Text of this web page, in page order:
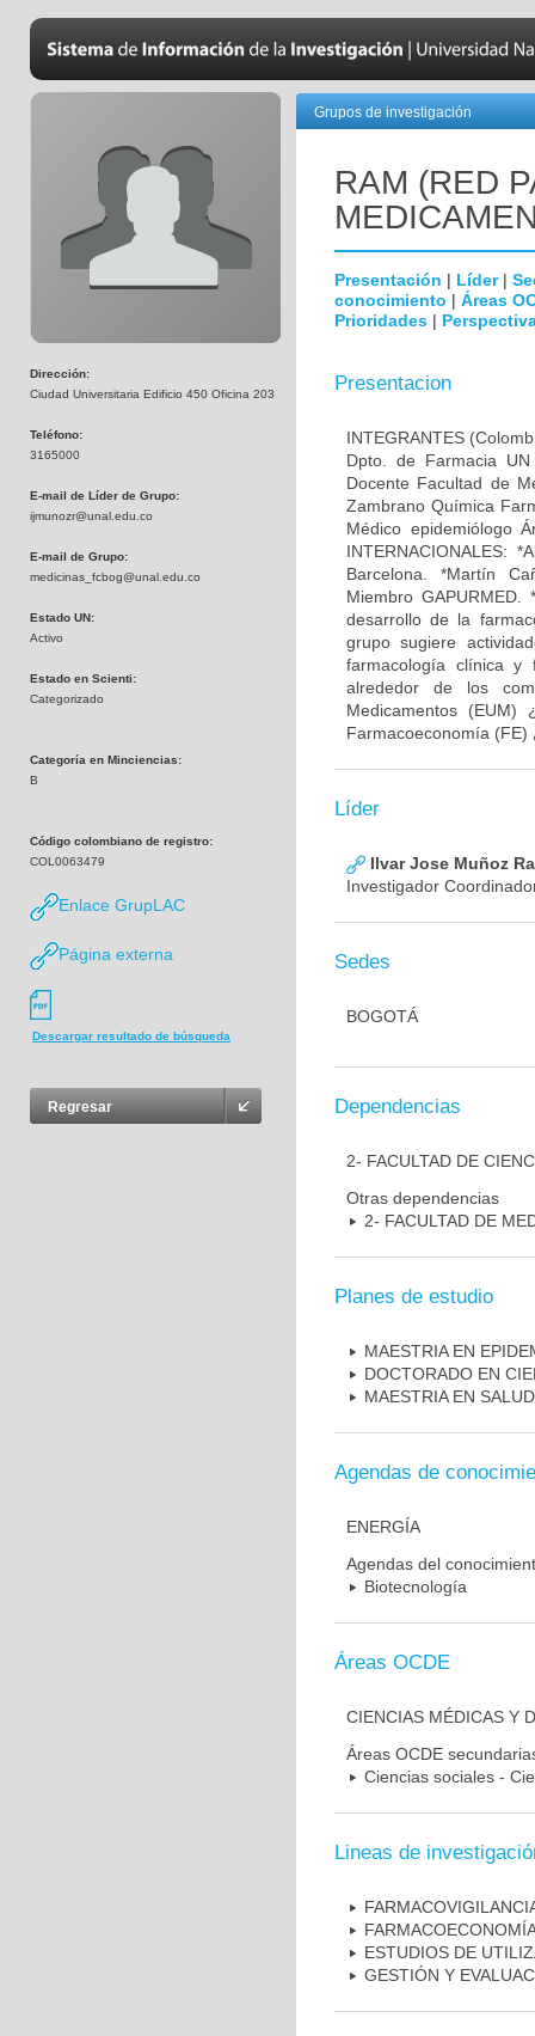
Dirección:
Ciudad Universitaria Edificio 450 Oficina 203
Teléfono:
3165000
E-mail de Líder de Grupo:
ijmunozr@unal.edu.co
E-mail de Grupo:
medicinas_fcbog@unal.edu.co
Estado UN:
Activo
Estado en Scienti:
Categorizado
Categoría en Minciencias:
B
Código colombiano de registro:
COL0063479
Enlace GrupLAC
Página externa
Descargar resultado de búsqueda
Regresar
Grupos de investigación
RAM (RED
Presentación | Líder|
conocimiento | Áreas
Prioridades |
Presentacion
INTEGRANTES
Dpto. de Farmacia
Docente Facultad de
Zambrano Química
Médico epidemiólogo
INTERNACIONALES:
Barcelona. *Martín
Miembro
desarrollo de la
grupo sugiere
farmacología clínica y
alrededor de los
Medicamentos (EUM)
Farmacoeconomía (FE)
Líder
Ilvar Jose Muñoz
Investigador
Sedes
BOGOTÁ
Dependencias
2- FACULTAD DE
Otras dependencias
2- FACULTAD DE
Planes de estudio
MAESTRIA EN
DOCTORADO EN
MAESTRIA EN
Agendas de
ENERGÍA
Agendas del
Biotecnología
Áreas OCDE
CIENCIAS MÉDICAS Y
Áreas OCDE
Ciencias sociales -
Lineas de
ESTUDIOS DE
GESTIÓN Y